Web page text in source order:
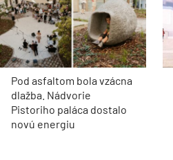
Pod asfaltom bola vzácna
dlažba. Nádvorie
Pistoriho paláca dostalo
novú energiu